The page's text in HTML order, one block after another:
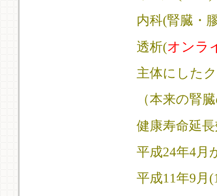
内科(腎臓・
透析(オンラ
主体にした
（本来の腎
健康寿命延
平成24年4月
平成11年9月